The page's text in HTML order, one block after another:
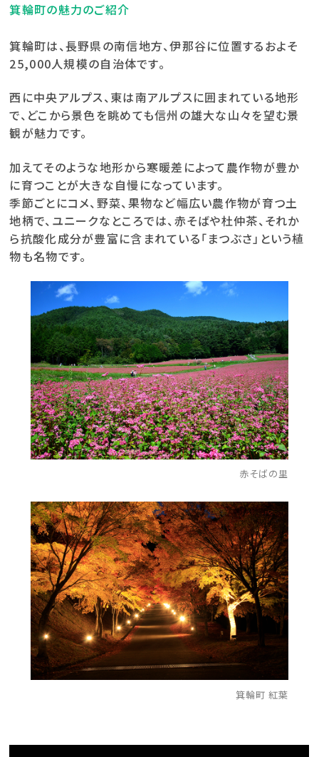
箕輪町の魅力のご紹介
箕輪町は、長野県の南信地方、伊那谷に位置するおよそ
25,000人規模の自治体です。
西に中央アルプス、東は南アルプスに囲まれている地形
で、どこから景色を眺めても信州の雄大な山々を望む景
観が魅力です。
加えてそのような地形から寒暖差によって農作物が豊か
に育つことが大きな自慢になっています。
季節ごとにコメ、野菜、果物など幅広い農作物が育つ土
地柄で、ユニークなところでは、赤そばや杜仲茶、それか
ら抗酸化成分が豊富に含まれている「まつぶさ」という植
物も名物です。
赤そばの里
箕輪町 紅葉